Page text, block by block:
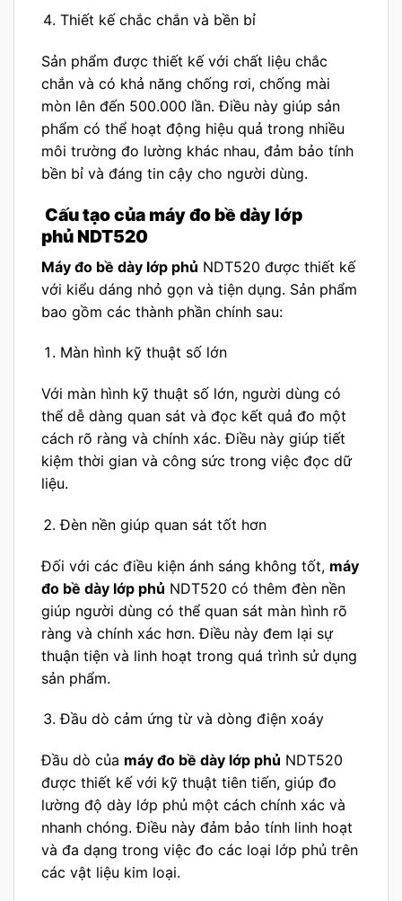
Thiết kế chắc chắn và bền bỉ
Sản phẩm được thiết kế với chất liệu chắc
chắn và có khả năng chống rơi, chống mài
mòn lên đến 500.000 lần. Điều này giúp sản
phẩm có thể hoạt động hiệu quả trong nhiều
môi trường đo lường khác nhau, đảm bảo tính
bền bỉ và đáng tin cậy cho người dùng.
Cấu tạo của máy đo bề dày lớp
phủ NDT520
Máy đo bề dày lớp phủ NDT520 được thiết kế
với kiểu dáng nhỏ gọn và tiện dụng. Sản phẩm
bao gồm các thành phần chính sau:
Màn hình kỹ thuật số lớn
Với màn hình kỹ thuật số lớn, người dùng có
thể dễ dàng quan sát và đọc kết quả đo một
cách rõ ràng và chính xác. Điều này giúp tiết
kiệm thời gian và công sức trong việc đọc dữ
liệu.
Đèn nền giúp quan sát tốt hơn
Đối với các điều kiện ánh sáng không tốt, máy
đo bề dày lớp phủ NDT520 có thêm đèn nền
giúp người dùng có thể quan sát màn hình rõ
ràng và chính xác hơn. Điều này đem lại sự
thuận tiện và linh hoạt trong quá trình sử dụng
sản phẩm.
Đầu dò cảm ứng từ và dòng điện xoáy
Đầu dò của máy đo bề dày lớp phủ NDT520
được thiết kế với kỹ thuật tiên tiến, giúp đo
lường độ dày lớp phủ một cách chính xác và
nhanh chóng. Điều này đảm bảo tính linh hoạt
và đa dạng trong việc đo các loại lớp phủ trên
các vật liệu kim loại.